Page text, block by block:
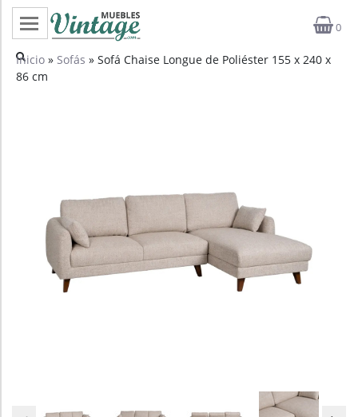
0
Categorías
Proyectos
Profesionales
Inicio » Sofás » Sofá Chaise Longue de Poliéster 155 x 240 x
86 cm